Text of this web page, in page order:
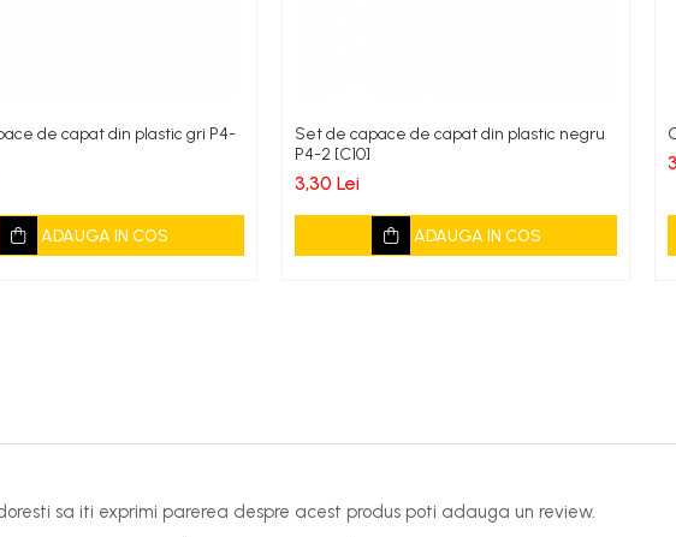
de capat din plastic gri P4-
ADAUGA IN COS
Set de capace de capat din plastic negru
P4-2 [C10]
3,30 Lei
ADAUGA IN COS
sa iti exprimi parerea despre acest produs poti adauga un review.